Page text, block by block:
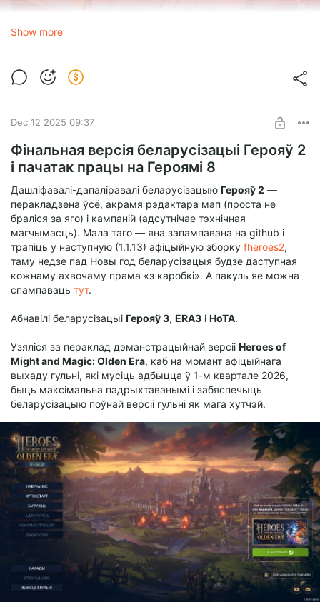
Show more
Dec 12 2025 09:37
Фінальная версія беларусізацыі Герояў 2
і пачатак працы на Героямі 8
Дашліфавалі-дапаліравалі беларусізацыю Герояў 2 —
перакладзена ўсё, акрамя рэдактара мап (проста не
браліся за яго) і кампаній (адсутнічае тэхнічная
магчымасць). Мала таго — яна запампавана на github і
трапіць у наступную (1.1.13) афіцыйную зборку fheroes2,
таму недзе пад Новы год беларусізацыя будзе даступная
кожнаму ахвочаму прама «з каробкі». А пакуль яе можна
спампаваць тут.
Абнавілі беларусізацыі Герояў 3, ERA3 і HoTA.
Узяліся за пераклад дэманстрацыйнай версіі Heroes of
Might and Magic: Olden Era, каб на момант афіцыйнага
выхаду гульні, які мусіць адбыцца ў 1-м квартале 2026,
быць максімальна падрыхтаванымі і забяспечыць
беларусізацыю поўнай версіі гульні як мага хутчэй.